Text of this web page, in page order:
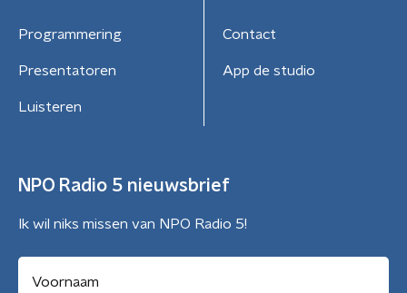
Programmering
Presentatoren
Luisteren
Contact
App de studio
NPO Radio 5 nieuwsbrief
Ik wil niks missen van NPO Radio 5!